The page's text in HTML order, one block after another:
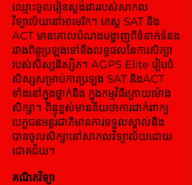
ឈ្មោះចូលរៀនស្តង់ដាររបស់សាកល
វិទ្យាល័យនៅអាមេរិក។ តេស្ត SAT និង
ACT មានគោលបំណងបង្ហាញពីទំនាក់ទំនង
រវាងពិន្ទុប្រឡងទៅនឹងលទ្ធផលនៃការសិក្សា
របស់សិស្សនិស្សិត។ AGPS Elite រៀបចំ
សិស្សសម្រាប់ការប្រឡង SAT និងACT
ទាំងនៅក្នុងថ្នាក់និង ក្នុងកម្មវិធីក្រោយម៉ោង
សិក្សា។ ពិន្ទុខ្ពស់មានន័យថាការដាក់ពាក្យ
បេក្ខជនអន្ដរជាតិមានការទទួលស្គាល់និង
បានចូលសិក្សានៅសាកលវិទ្យាល័យដោយ
ជោគជ័យ។
គណិតវិទ្យា